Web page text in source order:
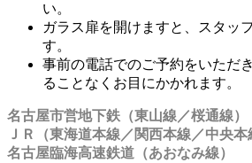
い。
ガラス扉を開けますと、スタッ
す。
事前の電話でのご予約をいただ
ることなくお目にかかれます。
名古屋市営地下鉄（東山線／桜通線）
ＪＲ（東海道本線／関西本線／中央本
名古屋臨海高速鉄道（あおなみ線）